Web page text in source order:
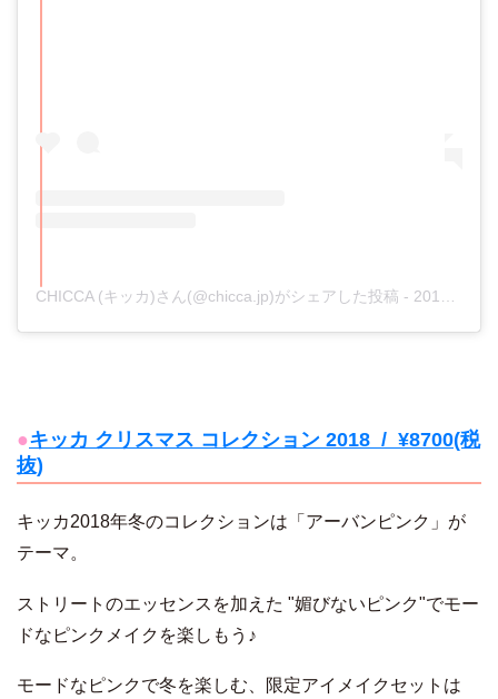
CHICCA (キッカ)さん(@chicca.jp)がシェアした投稿 - 2018年10月月9日午後6時50分PDT
●キッカ クリスマス コレクション 2018 / ¥8700(税
抜)
キッカ2018年冬のコレクションは「アーバンピンク」が
テーマ。
ストリートのエッセンスを加えた "媚びないピンク"でモー
ドなピンクメイクを楽しもう♪
モードなピンクで冬を楽しむ、限定アイメイクセットは